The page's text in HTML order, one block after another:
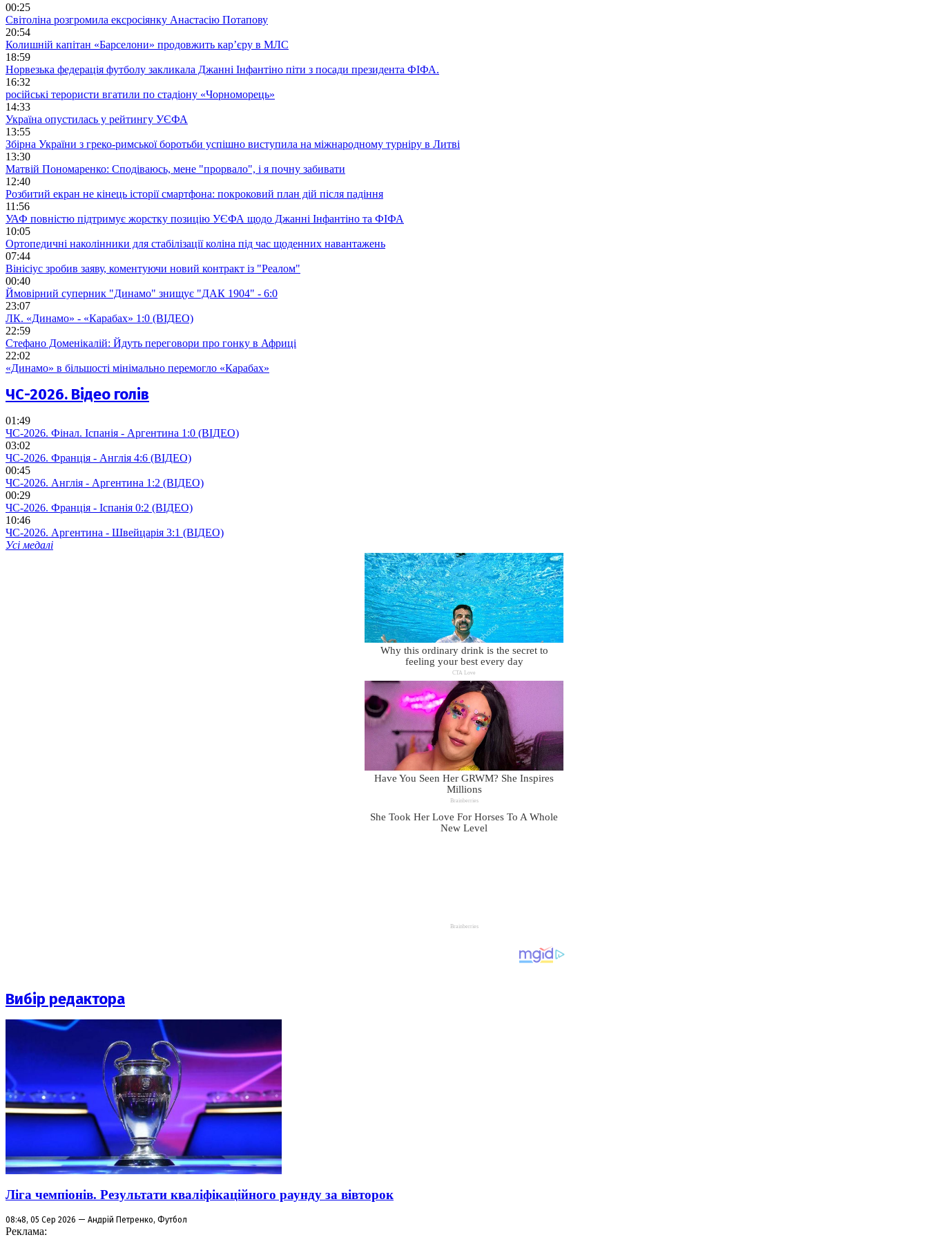
00:25
Світоліна розгромила ексросіянку Анастасію Потапову
20:54
Колишній капітан «Барселони» продовжить кар’єру в МЛС
18:59
Норвезька федерація футболу закликала Джанні Інфантіно піти з посади президента ФІФА.
16:32
російські терористи вгатили по стадіону «Чорноморець»
14:33
Україна опустилась у рейтингу УЄФА
13:55
Збірна України з греко-римської боротьби успішно виступила на міжнародному турніру в Литві
13:30
Матвій Пономаренко: Сподіваюсь, мене "прорвало", і я почну забивати
12:40
Розбитий екран не кінець історії смартфона: покроковий план дій після падіння
11:56
УАФ повністю підтримує жорстку позицію УЄФА щодо Джанні Інфантіно та ФІФА
10:05
Ортопедичні наколінники для стабілізації коліна під час щоденних навантажень
07:44
Вінісіус зробив заяву, коментуючи новий контракт із "Реалом"
00:40
Ймовірний суперник "Динамо" знищує "ДАК 1904" - 6:0
23:07
ЛК. «Динамо» - «Карабах» 1:0 (ВІДЕО)
22:59
Стефано Доменікалій: Йдуть переговори про гонку в Африці
22:02
«Динамо» в більшості мінімально перемогло «Карабах»
ЧС-2026. Відео голів
01:49
ЧС-2026. Фінал. Іспанія - Аргентина 1:0 (ВІДЕО)
03:02
ЧС-2026. Франція - Англія 4:6 (ВІДЕО)
00:45
ЧС-2026. Англія - Аргентина 1:2 (ВІДЕО)
00:29
ЧС-2026. Франція - Іспанія 0:2 (ВІДЕО)
10:46
ЧС-2026. Аргентина - Швейцарія 3:1 (ВІДЕО)
Усі медалі
Вибір редактора
Ліга чемпіонів. Результати кваліфікаційного раунду за вівторок
08:48, 05 Сер 2026 — Андрій Петренко, Футбол
Реклама: